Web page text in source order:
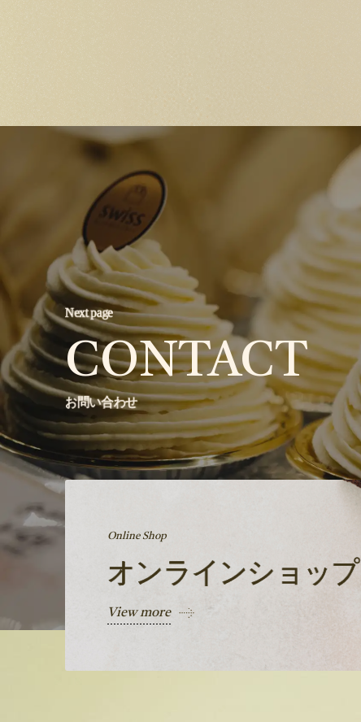
Next page
CONTACT
お問い合わせ
Online Shop
オンラインショップ
View more